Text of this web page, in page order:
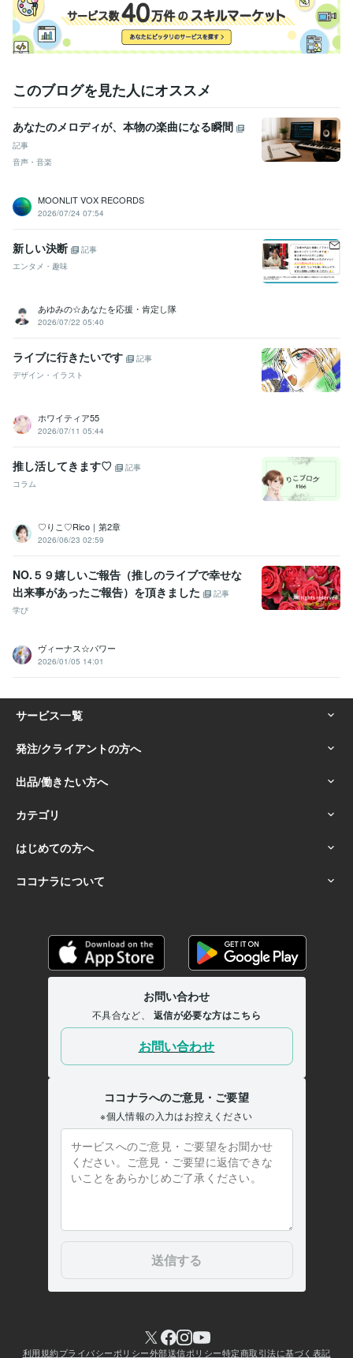
このブログを見た人にオススメ
あなたのメロディが、本物の楽曲になる瞬間
記事
音声・音楽
MOONLIT VOX RECORDS
2026/07/24 07:54
新しい決断
記事
エンタメ・趣味
あゆみの☆あなたを応援・肯定し隊
2026/07/22 05:40
ライブに行きたいです
記事
デザイン・イラスト
ホワイティア55
2026/07/11 05:44
推し活してきます♡
記事
コラム
♡りこ♡Rico｜第2章
2026/06/23 02:59
NO.５９嬉しいご報告（推しのライブで幸せな
出来事があったご報告）を頂きました
記事
学び
ヴィーナス☆パワー
2026/01/05 14:01